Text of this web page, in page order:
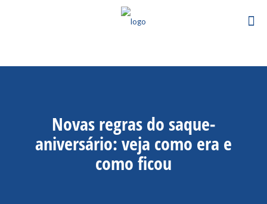
Novas regras do saque-
aniversário: veja como era e
como ficou